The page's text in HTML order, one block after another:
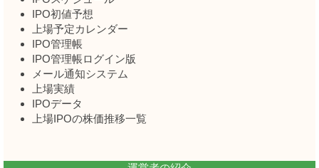
IPO初値予想
上場予定カレンダー
IPO管理帳
IPO管理帳ログイン版
メール通知システム
上場実績
IPOデータ
上場IPOの株価推移一覧